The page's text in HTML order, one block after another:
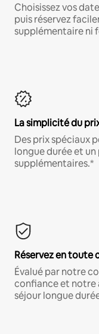
Choisissez vos
puis réservez
supplémentaire ni
La simplicité du
Des prix spéciaux
longue durée et
supplémentaires.*
Réservez en toute
Évalué par notre
confiance et notre
séjour longue